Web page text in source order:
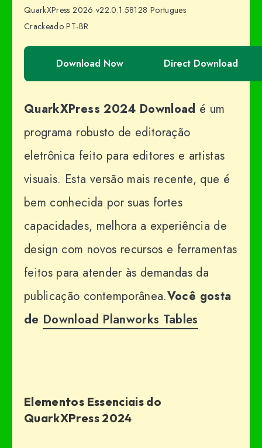
QuarkXPress 2026 v22.0.1.58128 Portugues
Crackeado PT-BR
Download Now Direct Download
QuarkXPress 2024 Download é um
programa robusto de editoração
eletrônica feito para editores e artistas
visuais. Esta versão mais recente, que é
bem conhecida por suas fortes
capacidades, melhora a experiência de
design com novos recursos e ferramentas
feitos para atender às demandas da
publicação contemporânea.Você gosta
de Download Planworks Tables
Elementos Essenciais do
QuarkXPress 2024